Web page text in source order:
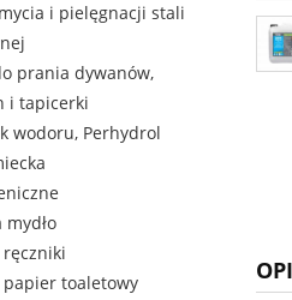
i pielęgnacji stali
prania dywanów,
i tapicerki
wodoru, Perhydrol
toaletowy